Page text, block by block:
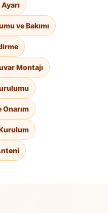
ve Bakımı
Montajı
Onarım